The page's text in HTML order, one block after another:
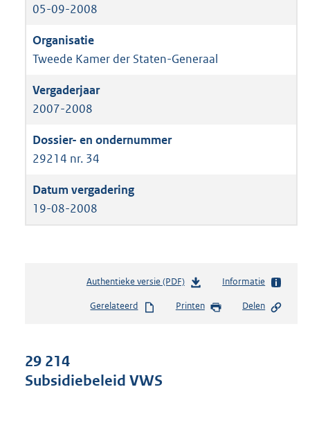
05-09-2008
Tweede Kamer der Staten-Generaal
2007-2008
29214 nr. 34
19-08-2008
Authentieke versie (PDF)b
s
Informatie
Gerelateerd Printen Delen
29 214
Subsidiebeleid VWS